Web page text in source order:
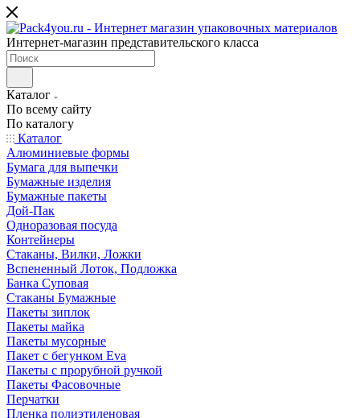
Интернет-магазин представительского класса
Каталог
По всему сайту
По каталогу
Каталог
Алюминиевые формы
Бумага для выпечки
Бумажные изделия
Бумажные пакеты
Дой-Пак
Одноразовая посуда
Контейнеры
Стаканы, Вилки, Ложки
Вспененный Лоток, Подложка
Банка Суповая
Стаканы Бумажные
Пакеты зиплок
Пакеты майка
Пакеты мусорные
Пакет с бегунком Eva
Пакеты с прорубной ручкой
Пакеты Фасовочные
Перчатки
Пленка полиэтиленовая